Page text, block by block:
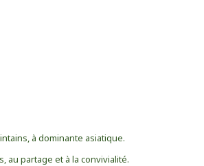
à dominante asiatique.
au partage et à la convivialité.